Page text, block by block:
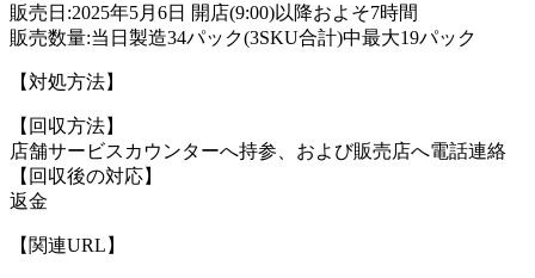
販売日:2025年5月6日 開店(9:00)以降およそ7時間
販売数量:当日製造34パック(3SKU合計)中最大19パック
【対処方法】
【回収方法】
店舗サービスカウンターへ持参、および販売店へ電話連絡
【回収後の対応】
返金
【関連URL】